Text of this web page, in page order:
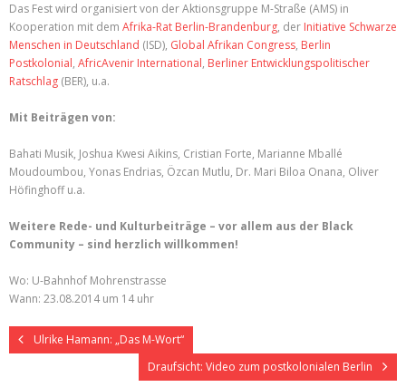
Das Fest wird organisiert von der Aktionsgruppe M-Straße (AMS) in
Kooperation mit dem Afrika-Rat Berlin-Brandenburg, der Initiative Schwarze
Menschen in Deutschland (ISD), Global Afrikan Congress, Berlin
Postkolonial, AfricAvenir International, Berliner Entwicklungspolitischer
Ratschlag (BER), u.a.
Mit Beiträgen von:
Bahati Musik, Joshua Kwesi Aikins, Cristian Forte, Marianne Mballé
Moudoumbou, Yonas Endrias, Özcan Mutlu, Dr. Mari Biloa Onana, Oliver
Höfinghoff u.a.
Weitere Rede- und Kulturbeiträge – vor allem aus der Black
Community – sind herzlich willkommen!
Wo: U-Bahnhof Mohrenstrasse
Wann: 23.08.2014 um 14 uhr
Ulrike Hamann: „Das M-Wort“
Draufsicht: Video zum postkolonialen Berlin